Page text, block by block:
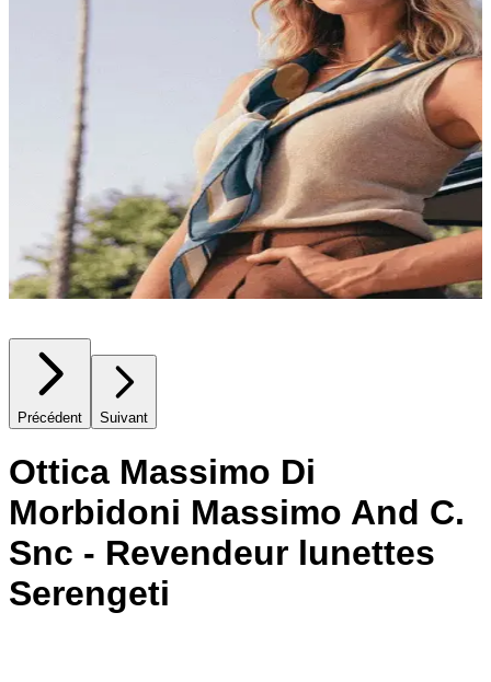
Précédent Suivant
Ottica Massimo Di
Morbidoni Massimo And C.
Snc - Revendeur lunettes
Serengeti